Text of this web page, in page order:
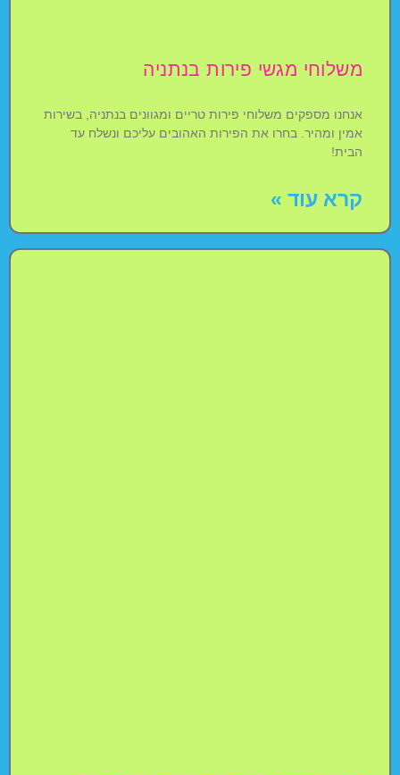
משלוחי מגשי פירות בנתניה
אנחנו מספקים משלוחי פירות טריים ומגוונים בנתניה, בשירות
אמין ומהיר. בחרו את הפירות האהובים עליכם ונשלח עד
הבית!
קרא עוד »